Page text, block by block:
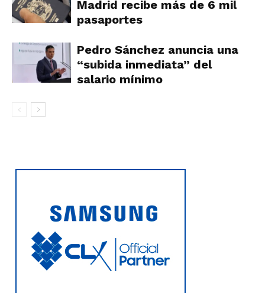
Madrid recibe más de 6 mil
pasaportes
Pedro Sánchez anuncia una
“subida inmediata” del
salario mínimo